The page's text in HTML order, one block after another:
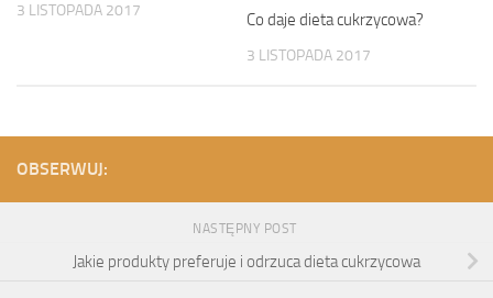
3 LISTOPADA 2017 Co daje dieta cukrzycowa?
3 LISTOPADA 2017
OBSERWUJ:
NASTĘPNY POST
Jakie produkty preferuje i odrzuca dieta cukrzycowa